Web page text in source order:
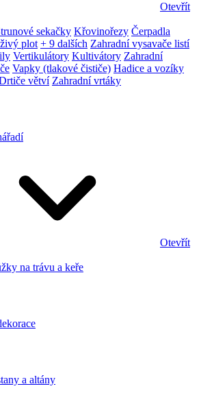
Otevřít
sekačky Křovinořezy Čerpadla
plot + 9 dalších Zahradní vysavače listí
Vertikulátory Kultivátory Zahradní
Vapky (tlakové čističe) Hadice a vozíky
větví Zahradní vrtáky
Otevřít
na trávu a keře
a altány